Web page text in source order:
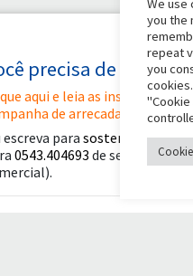
precisa de alguma
aqui e leia as instruções
de arrecadação de
escreva para
0543.404693 de segunda a
We use
you the
repeat
you